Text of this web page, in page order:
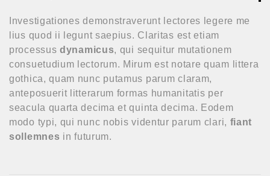
Investigationes demonstraverunt lectores legere me
lius quod ii legunt saepius. Claritas est etiam
processus dynamicus, qui sequitur mutationem
consuetudium lectorum. Mirum est notare quam littera
gothica, quam nunc putamus parum claram,
anteposuerit litterarum formas humanitatis per
seacula quarta decima et quinta decima. Eodem
modo typi, qui nunc nobis videntur parum clari, fiant
sollemnes in futurum.